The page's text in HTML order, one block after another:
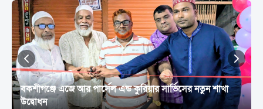
বকশীগঞ্জে এজে আর পার্সেল এন্ড কুরিয়ার সার্ভিসের নতুন শাখা
উদ্বোধন
বিরল রোগে অসহায় আবু বক্কর, ব্যয়বহুল চিকিৎসায় হাত বাড়ানোর
আহ্বান